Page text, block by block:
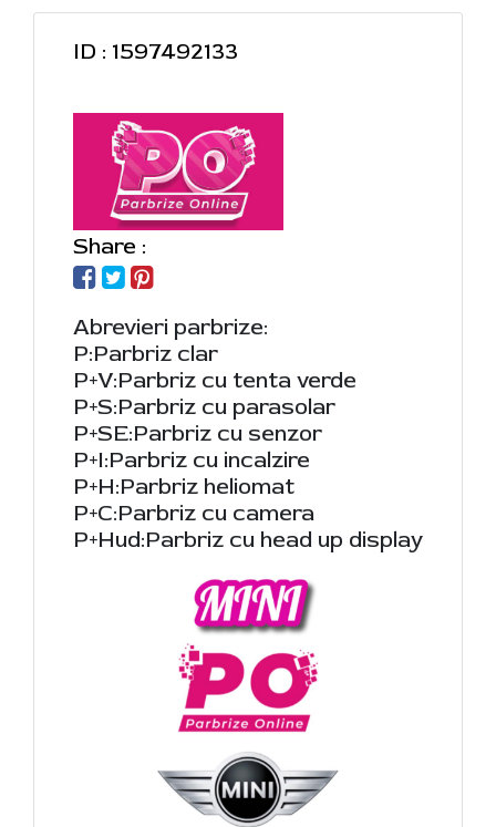
ID : 1597492133
Share :
Abrevieri parbrize:
P:Parbriz clar
P+V:Parbriz cu tenta verde
P+S:Parbriz cu parasolar
P+SE:Parbriz cu senzor
P+I:Parbriz cu incalzire
P+H:Parbriz heliomat
P+C:Parbriz cu camera
P+Hud:Parbriz cu head up display